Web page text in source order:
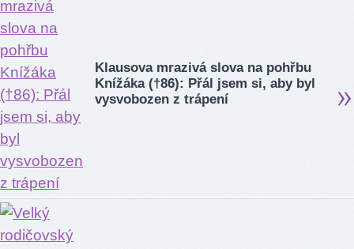
Klausova mrazivá slova na pohřbu
Knížáka (†86): Přál jsem si, aby byl
vysvobozen z trápení